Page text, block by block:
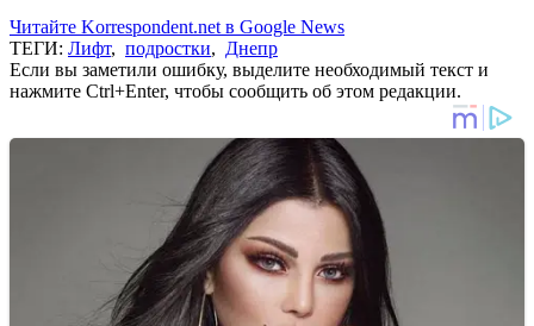
Читайте Korrespondent.net в Google News
ТЕГИ: Лифт, подростки, Днепр
Если вы заметили ошибку, выделите необходимый текст и
нажмите Ctrl+Enter, чтобы сообщить об этом редакции.